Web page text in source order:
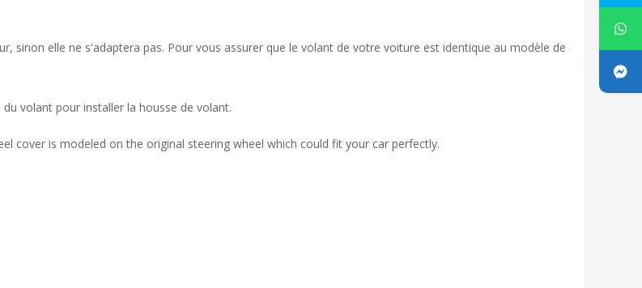
sinon elle ne s'adaptera pas. Pour vous assurer que le volant de votre voiture est identique au modèle de
volant pour installer la housse de volant.
cover is modeled on the original steering wheel which could fit your car perfectly.